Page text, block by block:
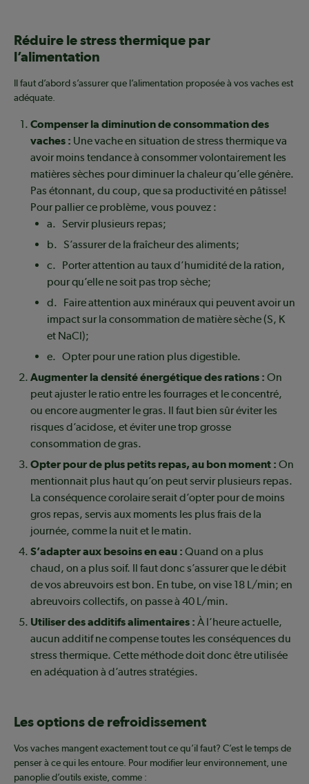
Réduire le stress thermique par
l’alimentation
Il faut d’abord s’assurer que l’alimentation proposée à vos vaches est
adéquate.
Compenser la diminution de consommation des
vaches : Une vache en situation de stress thermique va
avoir moins tendance à consommer volontairement les
matières sèches pour diminuer la chaleur qu’elle génère.
Pas étonnant, du coup, que sa productivité en pâtisse!
Pour pallier ce problème, vous pouvez :
a. Servir plusieurs repas;
b. S’assurer de la fraîcheur des aliments;
c. Porter attention au taux d’humidité de la ration,
pour qu’elle ne soit pas trop sèche;
d. Faire attention aux minéraux qui peuvent avoir un
impact sur la consommation de matière sèche (S, K
et NaCl);
e. Opter pour une ration plus digestible.
Augmenter la densité énergétique des rations : On
peut ajuster le ratio entre les fourrages et le concentré,
ou encore augmenter le gras. Il faut bien sûr éviter les
risques d’acidose, et éviter une trop grosse
consommation de gras.
Opter pour de plus petits repas, au bon moment : On
mentionnait plus haut qu’on peut servir plusieurs repas.
La conséquence corolaire serait d’opter pour de moins
gros repas, servis aux moments les plus frais de la
journée, comme la nuit et le matin.
S’adapter aux besoins en eau : Quand on a plus
chaud, on a plus soif. Il faut donc s’assurer que le débit
de vos abreuvoirs est bon. En tube, on vise 18 L/min; en
abreuvoirs collectifs, on passe à 40 L/min.
Utiliser des additifs alimentaires : À l’heure actuelle,
aucun additif ne compense toutes les conséquences du
stress thermique. Cette méthode doit donc être utilisée
en adéquation à d’autres stratégies.
Les options de refroidissement
Vos vaches mangent exactement tout ce qu’il faut? C’est le temps de
penser à ce qui les entoure. Pour modifier leur environnement, une
panoplie d’outils existe, comme :